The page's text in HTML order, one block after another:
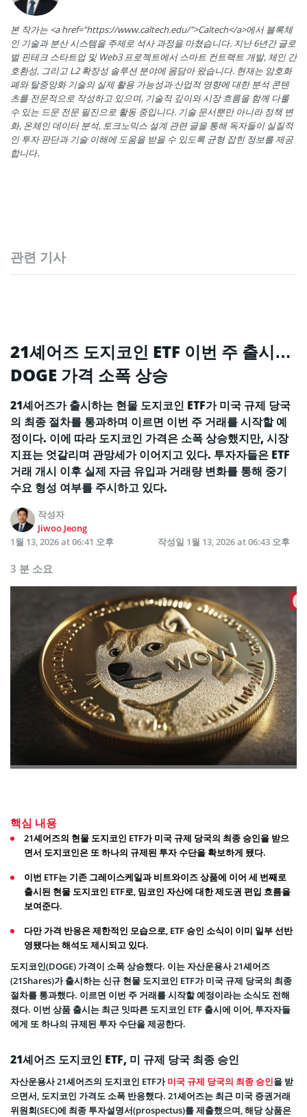
본 작가는 <a href="https://www.caltech.edu/">Caltech</a>에서 블록체
인 기술과 분산 시스템을 주제로 석사 과정을 마쳤습니다. 지난 6년간 글로
벌 핀테크 스타트업 및 Web3 프로젝트에서 스마트 컨트랙트 개발, 체인 간
호환성, 그리고 L2 확장성 솔루션 분야에 몸담아 왔습니다. 현재는 암호화
폐와 탈중앙화 기술의 실제 활용 가능성과 산업적 영향에 대한 분석 콘텐
츠를 전문적으로 작성하고 있으며, 기술적 깊이와 시장 흐름을 함께 다룰
수 있는 드문 전문 필진으로 활동 중입니다. 기술 문서뿐만 아니라 정책 변
화, 온체인 데이터 분석, 토크노믹스 설계 관련 글을 통해 독자들이 실질적
인 투자 판단과 기술 이해에 도움을 받을 수 있도록 균형 잡힌 정보를 제공
합니다.
관련 기사
21셰어즈 도지코인 ETF 이번 주 출시…
DOGE 가격 소폭 상승
21셰어즈가 출시하는 현물 도지코인 ETF가 미국 규제 당국
의 최종 절차를 통과하며 이르면 이번 주 거래를 시작할 예
정이다. 이에 따라 도지코인 가격은 소폭 상승했지만, 시장
지표는 엇갈리며 관망세가 이어지고 있다. 투자자들은 ETF
거래 개시 이후 실제 자금 유입과 거래량 변화를 통해 중기
수요 형성 여부를 주시하고 있다.
작성자
Jiwoo Jeong
1월 13, 2026 at 06:41 오후
작성일 1월 13, 2026 at 06:43 오후
3 분 소요
핵심 내용
21셰어즈의 현물 도지코인 ETF가 미국 규제 당국의 최종 승인을 받으
면서 도지코인은 또 하나의 규제된 투자 수단을 확보하게 됐다.
이번 ETF는 기존 그레이스케일과 비트와이즈 상품에 이어 세 번째로
출시된 현물 도지코인 ETF로, 밈코인 자산에 대한 제도권 편입 흐름을
보여준다.
다만 가격 반응은 제한적인 모습으로, ETF 승인 소식이 이미 일부 선반
영됐다는 해석도 제시되고 있다.
도지코인(DOGE) 가격이 소폭 상승했다. 이는 자산운용사 21셰어즈
(21Shares)가 출시하는 신규 현물 도지코인 ETF가 미국 규제 당국의 최종
절차를 통과했다. 이르면 이번 주 거래를 시작할 예정이라는 소식도 전해
졌다. 이번 상품 출시는 최근 잇따른 도지코인 ETF 출시에 이어, 투자자들
에게 또 하나의 규제된 투자 수단을 제공한다.
21셰어즈 도지코인 ETF, 미 규제 당국 최종 승인
자산운용사 21셰어즈의 도지코인 ETF가미국 규제 당국의 최종 승인을 받
으면서, 도지코인 가격도 소폭 반응했다. 21셰어즈는 최근 미국 증권거래
위원회(SEC)에 최종 투자설명서(prospectus)를 제출했으며, 해당 상품은